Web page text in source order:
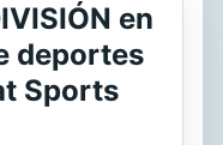
en
deportes
Sports